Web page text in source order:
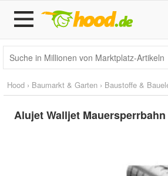
Hood › Baumarkt & Garten › Baustoffe &
Alujet Walljet